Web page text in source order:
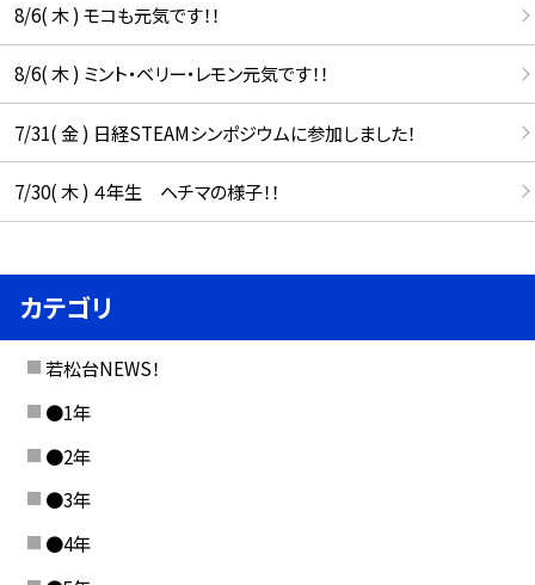
8/6( 木 ) モコも元気です！！
8/6( 木 ) ミント・ベリー・レモン元気です！！
7/31( 金 ) 日経STEAMシンポジウムに参加しました！
7/30( 木 ) ４年生 ヘチマの様子！！
カテゴリ
若松台NEWS！
●1年
●2年
●3年
●4年